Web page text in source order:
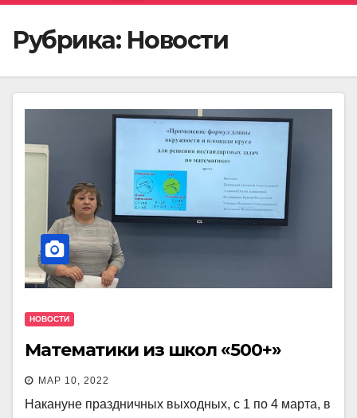
Рубрика: Новости
НОВОСТИ
Математики из школ «500+»
МАР 10, 2022
Накануне праздничных выходных, с 1 по 4 марта, в